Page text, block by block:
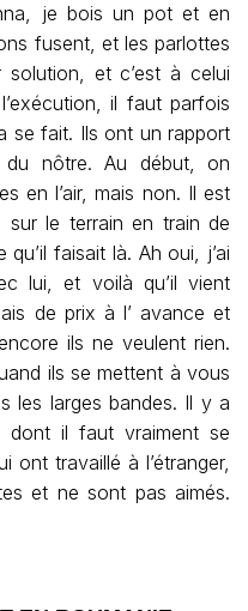
je bois un pot et en
fusent, et les parlottes
et c’est à celui
il faut parfois
se fait. Ils ont un rapport
nôtre. Au début, on
en l’air, mais non. Il est
sur le terrain en train de
faisait là. Ah oui, j’ai
lui, et voilà qu’il vient
de prix à l’ avance et
ils ne veulent rien.
ils se mettent à vous
les larges bandes. Il y a
dont il faut vraiment se
ont travaillé à l’étranger,
et ne sont pas aimés.